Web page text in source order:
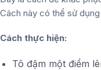
Cách này có thể sử
Cách thực hiện:
Tô đậm một điểm